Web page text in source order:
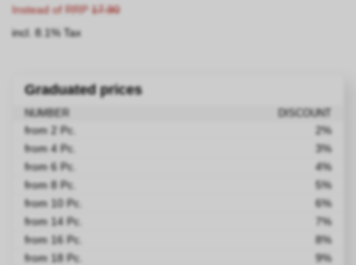
Instead of RRP 17.90
incl. 8.1% Tax
Graduated prices
NUMBER DISCOUNT
from 2 Pc.
2%
from 4 Pc.
3%
from 6 Pc.
4%
from 8 Pc.
5%
from 10 Pc.
6%
from 14 Pc.
7%
from 16 Pc.
8%
from 18 Pc.
9%